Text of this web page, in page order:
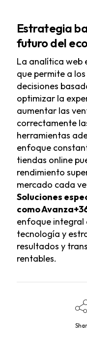
Estrategia
futuro del
La analítica web
que permite a
decisiones
optimizar la
aumentar las
correctamente
herramientas
enfoque
tiendas online
rendimiento
mercado cada
Soluciones
como
enfoque integral
tecnología y
resultados y
rentables.